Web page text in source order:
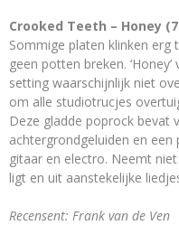
Crooked Teeth – Honey
Sommige platen klinken
geen potten breken.
setting waarschijnlijk niet
om alle studiotrucjes
Deze gladde poprock bevat
achtergrondgeluiden en
gitaar en electro. Neemt
ligt en uit aanstekelijke
Recensent: Frank van de Ven